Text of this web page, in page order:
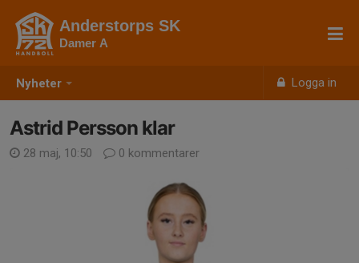
Nyheter Logga in
Anderstorps SK
Damer A
Astrid Persson klar
28 maj, 10:50 0 kommentarer